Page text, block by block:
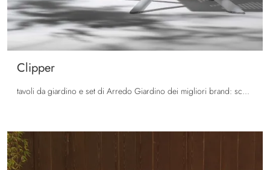
Clipper
tavoli da giardino e set di Arredo Giardino dei migliori brand: scopri di più sul modello Clipper di La Seggiola, clicca subito!